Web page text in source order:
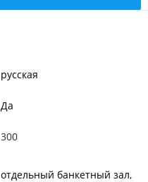
русская
Да
300
отдельный банкетный зал